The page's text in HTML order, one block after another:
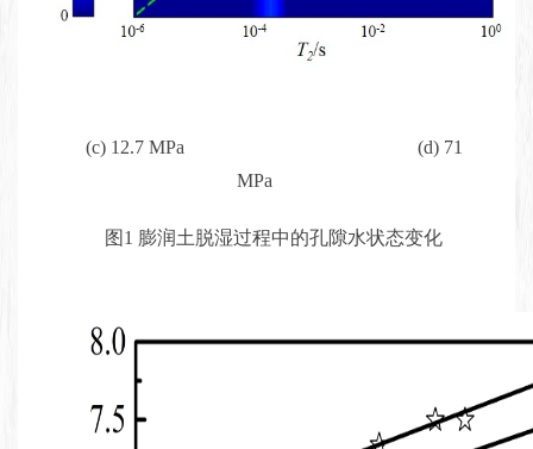
(c) 12.7 MPa (d) 71
MPa
图1 膨润土脱湿过程中的孔隙水状态变化